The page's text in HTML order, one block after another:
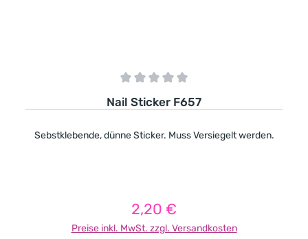
Durchschnittliche Bewertung von 0 von 5 Sternen
Nail Sticker F657
Sebstklebende, dünne Sticker. Muss Versiegelt werden.
Regulärer Preis:
2,20 €
Preise inkl. MwSt. zzgl. Versandkosten